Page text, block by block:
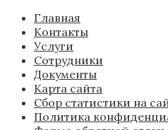
Главная
Контакты
Услуги
Сотрудники
Документы
Карта сайта
Сбор статистики на
Политика